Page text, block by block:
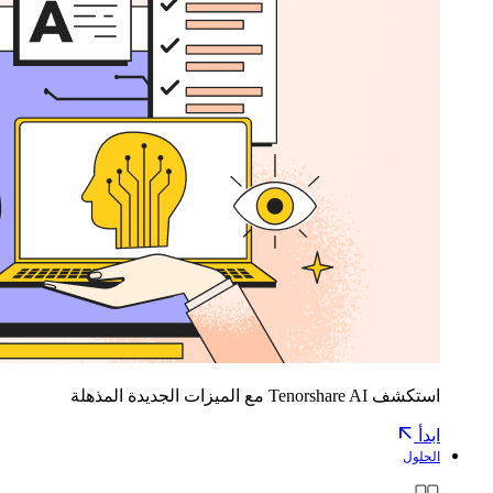
استكشف Tenorshare AI مع الميزات الجديدة المذهلة
ابدأ
الحلول